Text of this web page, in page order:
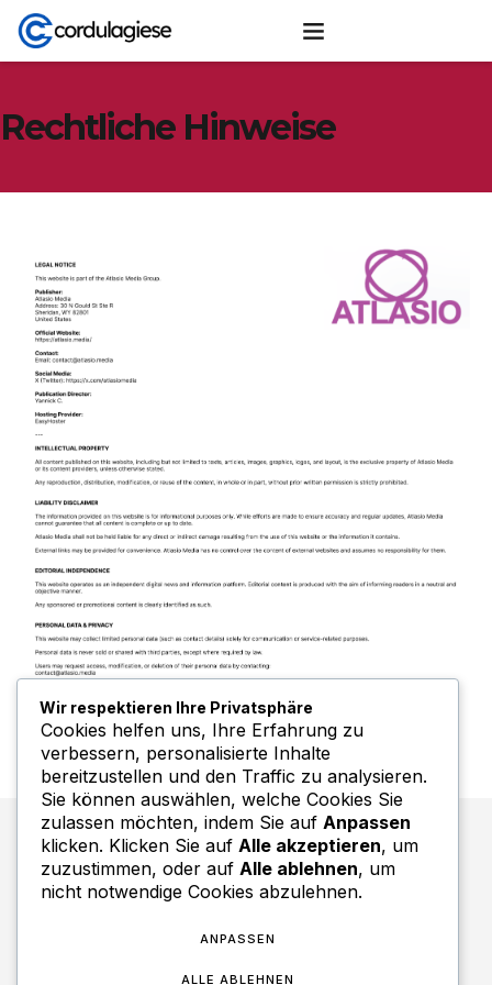
Rechtliche Hinweise
Wir respektieren Ihre Privatsphäre
Cookies helfen uns, Ihre Erfahrung zu
verbessern, personalisierte Inhalte
bereitzustellen und den Traffic zu analysieren.
Sie können auswählen, welche Cookies Sie
zulassen möchten, indem Sie auf Anpassen
klicken. Klicken Sie auf Alle akzeptieren, um
zuzustimmen, oder auf Alle ablehnen, um
nicht notwendige Cookies abzulehnen.
ANPASSEN
ALLE ABLEHNEN